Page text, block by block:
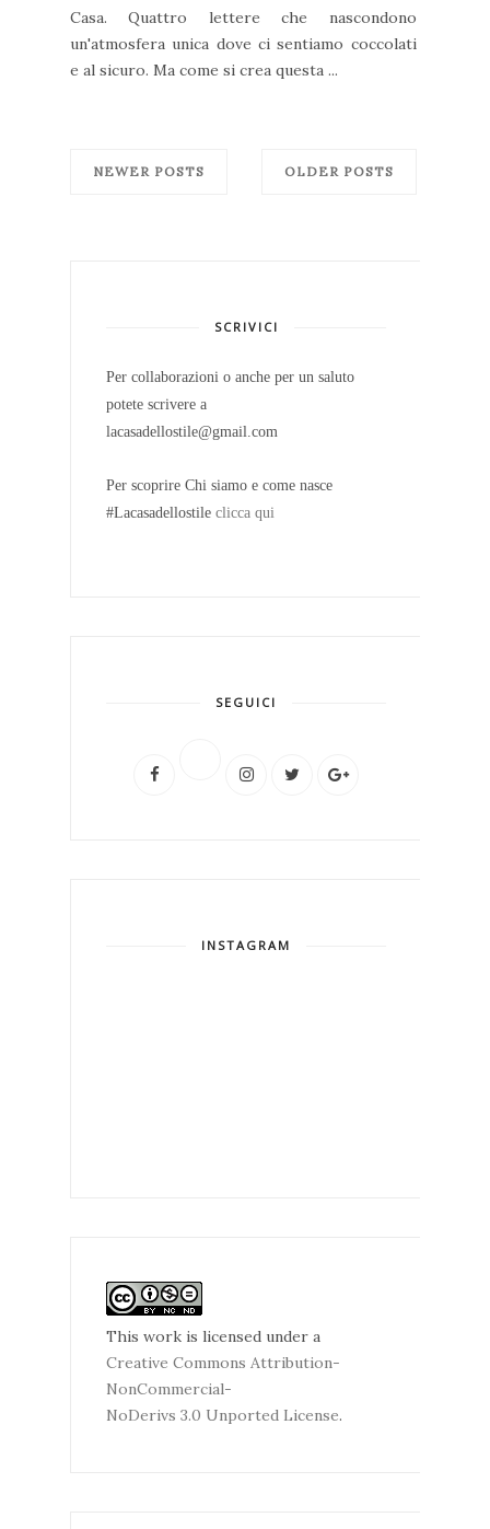
Casa. Quattro lettere che nascondono
un'atmosfera unica dove ci sentiamo coccolati
e al sicuro. Ma come si crea questa ...
NEWER POSTS OLDER POSTS
SCRIVICI
Per collaborazioni o anche per un saluto
potete scrivere a
lacasadellostile@gmail.com
Per scoprire Chi siamo e come nasce
#Lacasadellostile clicca qui
SEGUICI
INSTAGRAM
This work is licensed under a
Creative Commons Attribution-
NonCommercial-
NoDerivs 3.0 Unported License.